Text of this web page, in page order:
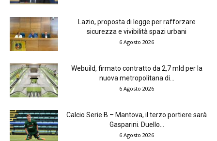
Lazio, proposta di legge per rafforzare
sicurezza e vivibilità spazi urbani
6 Agosto 2026
Webuild, firmato contratto da 2,7 mld per la
nuova metropolitana di...
6 Agosto 2026
Calcio Serie B – Mantova, il terzo portiere sarà
Gasparini. Duello...
6 Agosto 2026